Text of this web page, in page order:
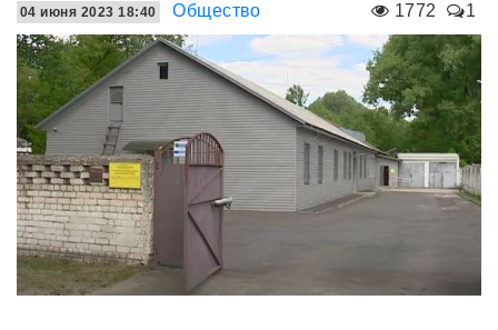
1772 1
04 июня 2023 18:40 Общество